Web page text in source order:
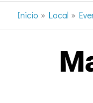
Inicio Local